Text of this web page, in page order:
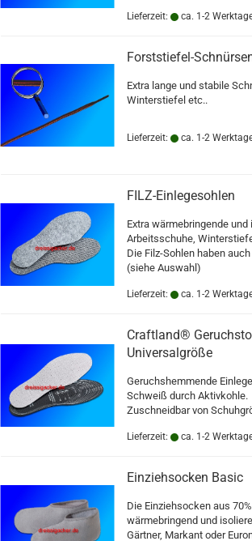
Lieferzeit: ca. 1-2
Forststiefel-
Extra lange und stabile
Winterstiefel etc..
Lieferzeit: ca. 1-2
FILZ-Einlegesohlen
Extra wärmebringende
Arbeitsschuhe,
Die Filz-Sohlen haben
(siehe Auswahl)
Lieferzeit: ca. 1-2
Craftland®
Universalgröße
Geruchshemmende
Schweiß durch Aktivkohle.
Zuschneidbar von
Lieferzeit: ca. 1-2
Einziehsocken Basic
Die Einziehsocken aus
wärmebringend und
Gärtner, Markant oder